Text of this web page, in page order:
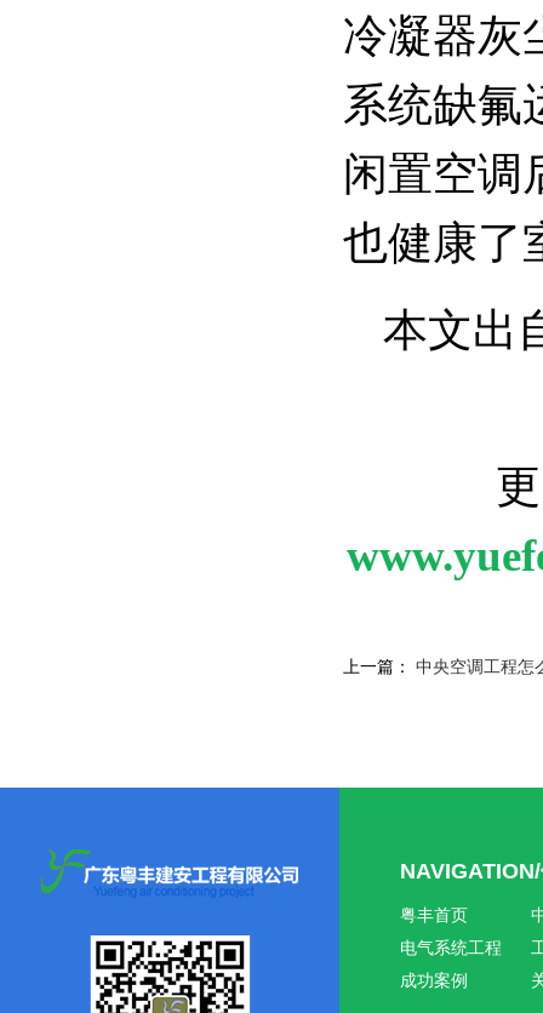
冷凝器灰
系统缺氟
闲置空调
也健康了
本文出
上一篇： 中央空调工程怎
粤丰首页
电气系统工程
成功案例